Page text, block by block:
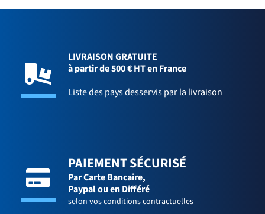
LIVRAISON GRATUITE
à partir de 500 € HT en France
Liste des pays desservis par la livraison
PAIEMENT SÉCURISÉ
Par Carte Bancaire,
Paypal ou en Différé
selon vos conditions contractuelles